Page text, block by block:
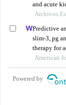
and acute
Archivos
Predictive
slim-3, pg
therapy for
American
Powered by